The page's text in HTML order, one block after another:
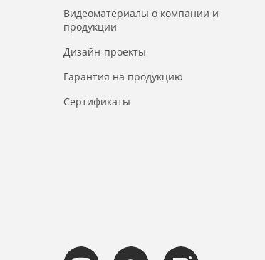
Видеоматериалы о компании и
продукции
Дизайн-проекты
Гарантия на продукцию
Сертификаты